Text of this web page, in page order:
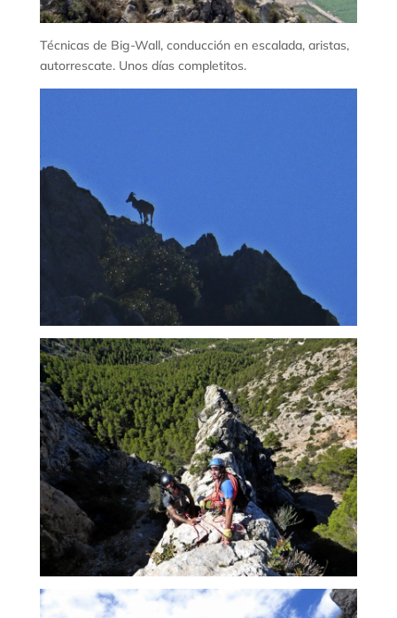
Técnicas de Big-Wall, conducción en escalada, aristas,
autorrescate. Unos días completitos.